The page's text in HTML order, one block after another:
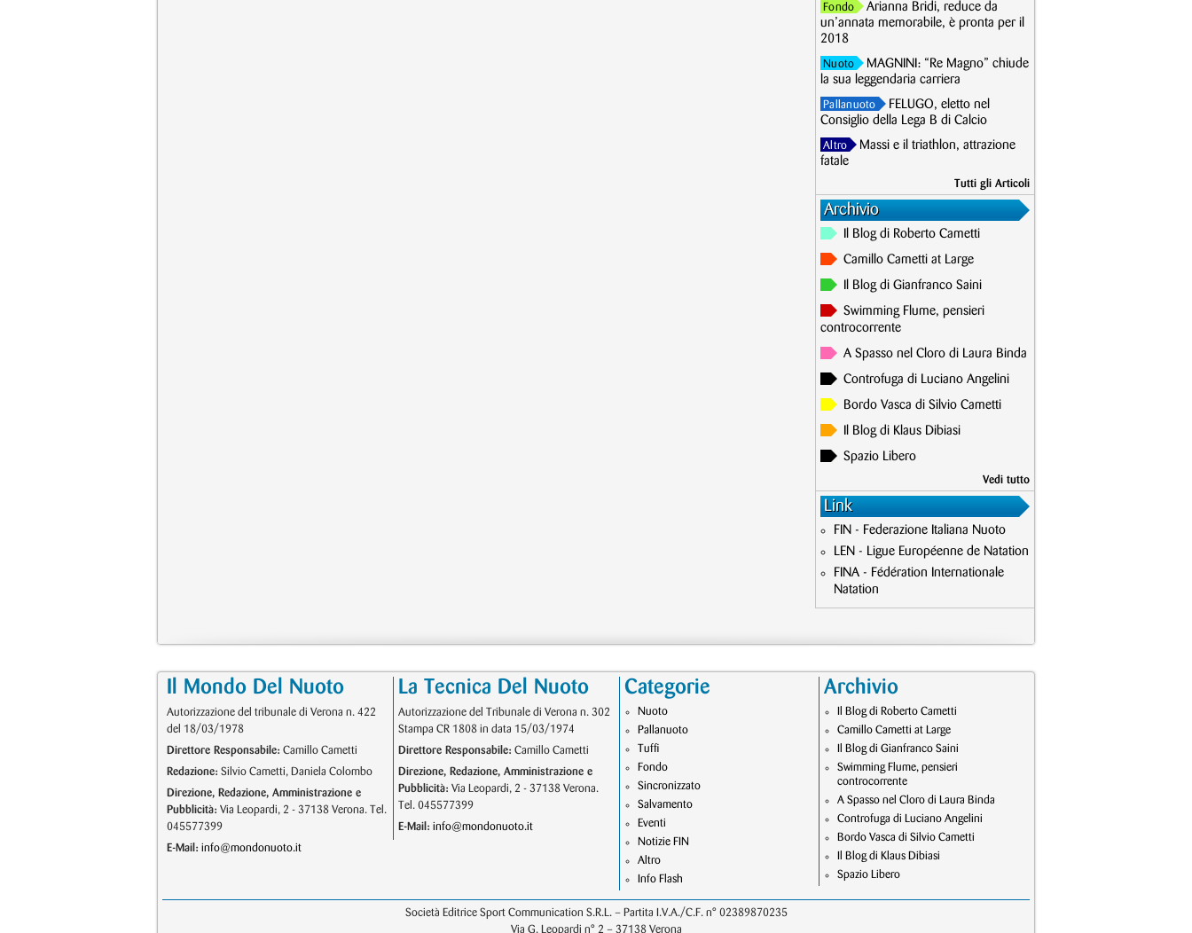
Fondo
Arianna Bridi, reduce da
un’annata memorabile, è pronta per il
2018
Nuoto
MAGNINI: “Re Magno” chiude
la sua leggendaria carriera
Pallanuoto
FELUGO, eletto nel
Consiglio della Lega B di Calcio
Altro
Massi e il triathlon, attrazione
fatale
Tutti gli Articoli
Archivio
Il Blog di Roberto Cametti
Camillo Cametti at Large
Il Blog di Gianfranco Saini
Swimming Flume, pensieri
controcorrente
A Spasso nel Cloro di Laura Binda
Controfuga di Luciano Angelini
Bordo Vasca di Silvio Cametti
Il Blog di Klaus Dibiasi
Spazio Libero
Vedi tutto
Link
FIN - Federazione Italiana Nuoto
LEN - Ligue Européenne de Natation
FINA - Fédération Internationale
Natation
Il Mondo Del Nuoto
Autorizzazione del tribunale di Verona n. 422
del 18/03/1978
Direttore Responsabile: Camillo Cametti
Redazione: Silvio Cametti, Daniela Colombo
Direzione, Redazione, Amministrazione e
Pubblicità: Via Leopardi, 2 - 37138 Verona. Tel.
045577399
E-Mail: info@mondonuoto.it
La Tecnica Del Nuoto
Autorizzazione del Tribunale di Verona n. 302
Stampa CR 1808 in data 15/03/1974
Direttore Responsabile: Camillo Cametti
Direzione, Redazione, Amministrazione e
Pubblicità: Via Leopardi, 2 - 37138 Verona.
Tel. 045577399
E-Mail: info@mondonuoto.it
Categorie
Nuoto
Pallanuoto
Tuffi
Fondo
Sincronizzato
Salvamento
Eventi
Notizie FIN
Altro
Info Flash
Archivio
Il Blog di Roberto Cametti
Camillo Cametti at Large
Il Blog di Gianfranco Saini
Swimming Flume, pensieri
controcorrente
A Spasso nel Cloro di Laura Binda
Controfuga di Luciano Angelini
Bordo Vasca di Silvio Cametti
Il Blog di Klaus Dibiasi
Spazio Libero
Società Editrice Sport Communication S.R.L. – Partita I.V.A./C.F. n° 02389870235
Via G. Leopardi n° 2 – 37138 Verona